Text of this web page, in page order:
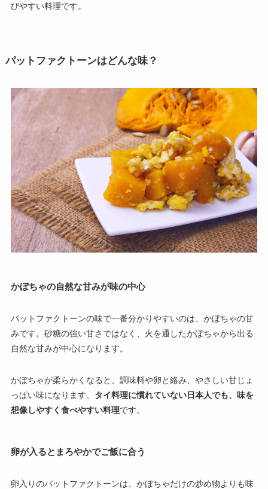
びやすい料理です。
パットファクトーンはどんな味？
かぼちゃの自然な甘みが味の中心
パットファクトーンの味で一番分かりやすいのは、かぼちゃの甘
みです。砂糖の強い甘さではなく、火を通したかぼちゃから出る
自然な甘みが中心になります。
かぼちゃが柔らかくなると、調味料や卵と絡み、やさしい甘じょ
っぱい味になります。 タイ料理に慣れていない日本人でも、味を
想像しやすく食べやすい料理です。
卵が入るとまろやかでご飯に合う
卵入りのパットファクトーンは、かぼちゃだけの炒め物よりも味